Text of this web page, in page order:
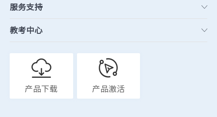
服务支持
教考中心
产品下载 产品激活